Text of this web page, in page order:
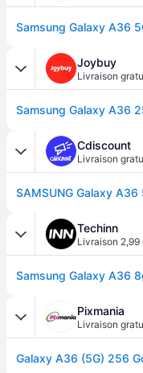
Joybuy
Livraison
Cdiscount
Livraison
Techinn
Livraison 2,99
Pixmania
Livraison